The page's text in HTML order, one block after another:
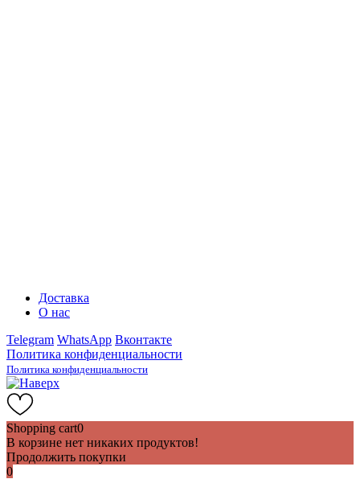
Доставка
О нас
Telegram WhatsApp Вконтакте
Политика конфиденциальности
Политика конфиденциальности
Shopping cart0
В корзине нет никаких продуктов!
Продолжить покупки
0